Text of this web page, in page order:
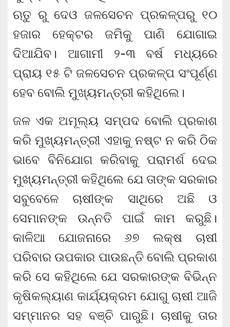
ଋତୁ ରୁ ଦେଓ ଜଳସେଚନ ପ୍ରକଳ୍ପରୁ ୧୦
ହଜାର ହେକ୍ଟର ଜମିକୁ ପାଣି ଯୋଗାଇ
ଦିଆଯିବ। ଆଗାମୀ ୨-୩ ବର୍ଷ ମଧ୍ୟରେ
ପ୍ରାୟ ୧୫ ଟି ଜଳସେଚନ ପ୍ରକଳ୍ପ ସଂପୂର୍ଣ୍ଣ
ହେବ ବୋଲି ମୁଖ୍ୟମନ୍ତ୍ରୀ କହିଥିଲେ।
ଜଳ ଏକ ଅମୂଲ୍ୟ ସମ୍ପଦ ବୋଲି ପ୍ରକାଶ
କରି ମୁଖ୍ୟମନ୍ତ୍ରୀ ଏହାକୁ ନଷ୍ଟ ନ କରି ଠିକ
ଭାବେ ବିନିଯୋଗ କରିବାକୁ ପରାମର୍ଶ ଦେଇ
ମୁଖ୍ୟମନ୍ତ୍ରୀ କହିଥିଲେ ଯେ ତାଙ୍କ ସରକାର
ସବୁବେଳେ ଚାଷୀଙ୍କ ସାଥିରେ ଅଛି ଓ
ସେମାନଙ୍କ ଉନ୍ନତି ପାଇଁ କାମ କରୁଛି।
କାଳିଆ ଯୋଜନାରେ ୬୭ ଲକ୍ଷ ଚାଷୀ
ପରିବାର ଉପକାର ପାଉଛନ୍ତି ବୋଲି ପ୍ରକାଶ
କରି ସେ କହିଥିଲେ ଯେ ସରକାରଙ୍କ ବିଭିନ୍ନ
କୃଷିକଲ୍ୟାଣ କାର୍ଯ୍ୟକ୍ରମ ଯୋଗୁ ଚାଷୀ ଆଜି
ସମ୍ମାନର ସହ ବଞ୍ଚି ପାରୁଛି। ଚାଷୀକୁ ତାର